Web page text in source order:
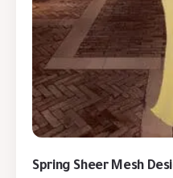
Spring Sheer Mesh